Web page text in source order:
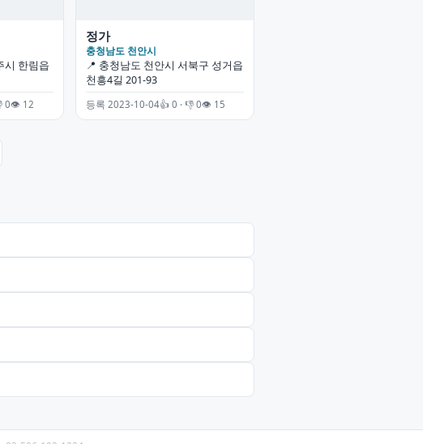
시 한림읍
0👁 12
정가
충청남도 천안시
📍 충청남도 천안시 서북구 성거읍
천흥4길 201-93
등록 2023-10-04👍 0 · 👎 0👁 15